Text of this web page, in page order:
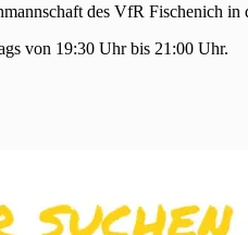
des VfR Fischenich
von 19:30 Uhr bis 21:00 Uhr.